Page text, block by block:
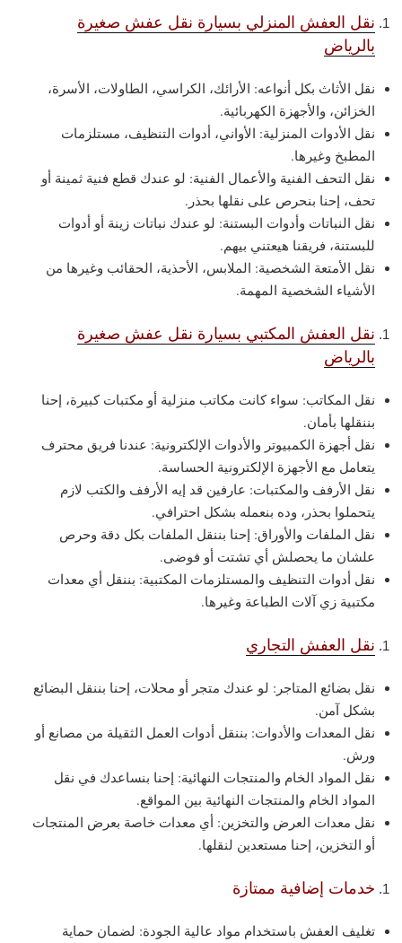
نقل العفش المنزلي بسيارة نقل عفش صغيرة
بالرياض
نقل الأثاث بكل أنواعه: الأرائك، الكراسي، الطاولات، الأسرة،
الخزائن، والأجهزة الكهربائية.
نقل الأدوات المنزلية: الأواني، أدوات التنظيف، مستلزمات
المطبخ وغيرها.
نقل التحف الفنية والأعمال الفنية: لو عندك قطع فنية ثمينة أو
تحف، إحنا بنحرص على نقلها بحذر.
نقل النباتات وأدوات البستنة: لو عندك نباتات زينة أو أدوات
للبستنة، فريقنا هيعتني بيهم.
نقل الأمتعة الشخصية: الملابس، الأحذية، الحقائب وغيرها من
الأشياء الشخصية المهمة.
نقل العفش المكتبي بسيارة نقل عفش صغيرة
بالرياض
نقل المكاتب: سواء كانت مكاتب منزلية أو مكتبات كبيرة، إحنا
بننقلها بأمان.
نقل أجهزة الكمبيوتر والأدوات الإلكترونية: عندنا فريق محترف
يتعامل مع الأجهزة الإلكترونية الحساسة.
نقل الأرفف والمكتبات: عارفين قد إيه الأرفف والكتب لازم
يتحملوا بحذر، وده بنعمله بشكل احترافي.
نقل الملفات والأوراق: إحنا بننقل الملفات بكل دقة وحرص
علشان ما يحصلش أي تشتت أو فوضى.
نقل أدوات التنظيف والمستلزمات المكتبية: بننقل أي معدات
مكتبية زي آلات الطباعة وغيرها.
نقل العفش التجاري
نقل بضائع المتاجر: لو عندك متجر أو محلات، إحنا بننقل البضائع
بشكل آمن.
نقل المعدات والأدوات: بننقل أدوات العمل الثقيلة من مصانع أو
ورش.
نقل المواد الخام والمنتجات النهائية: إحنا بنساعدك في نقل
المواد الخام والمنتجات النهائية بين المواقع.
نقل معدات العرض والتخزين: أي معدات خاصة بعرض المنتجات
أو التخزين، إحنا مستعدين لنقلها.
خدمات إضافية ممتازة
تغليف العفش باستخدام مواد عالية الجودة: لضمان حماية